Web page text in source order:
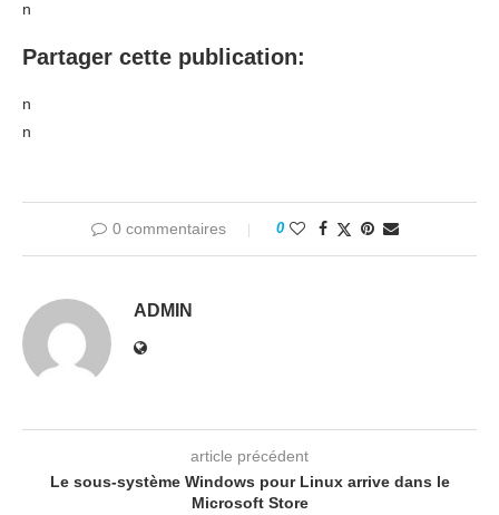
n
Partager cette publication:
n
n
0 commentaires 0
ADMIN
article précédent
Le sous-système Windows pour Linux arrive dans le
Microsoft Store